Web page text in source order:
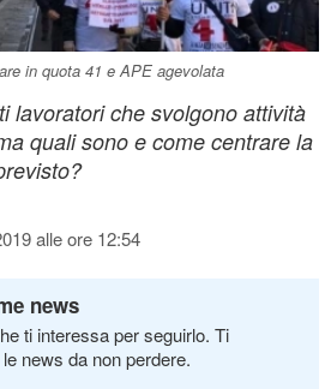
in quota 41 e APE agevolata
lavoratori che svolgono attività
quali sono e come centrare la
alle ore 12:54
news
ti interessa per seguirlo. Ti
news da non perdere.